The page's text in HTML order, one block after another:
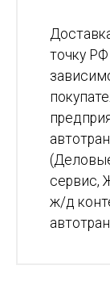
точку
сервис,
ж/д